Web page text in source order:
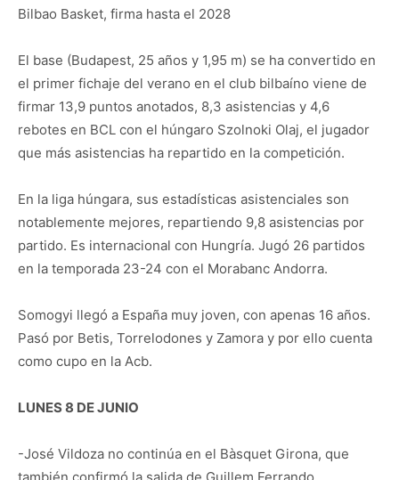
Bilbao Basket, firma hasta el 2028
El base (Budapest, 25 años y 1,95 m) se ha convertido en
el primer fichaje del verano en el club bilbaíno viene de
firmar 13,9 puntos anotados, 8,3 asistencias y 4,6
rebotes en BCL con el húngaro Szolnoki Olaj, el jugador
que más asistencias ha repartido en la competición.
En la liga húngara, sus estadísticas asistenciales son
notablemente mejores, repartiendo 9,8 asistencias por
partido. Es internacional con Hungría. Jugó 26 partidos
en la temporada 23-24 con el Morabanc Andorra.
Somogyi llegó a España muy joven, con apenas 16 años.
Pasó por Betis, Torrelodones y Zamora y por ello cuenta
como cupo en la Acb.
LUNES 8 DE JUNIO
-José Vildoza no continúa en el Bàsquet Girona, que
también confirmó la salida de Guillem Ferrando